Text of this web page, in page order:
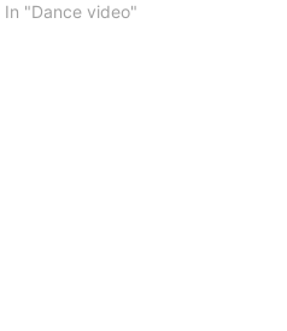
In "Dance video"